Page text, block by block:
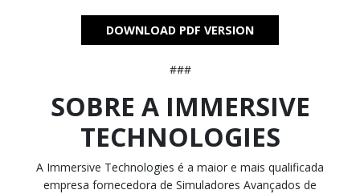
DOWNLOAD PDF VERSION
###
SOBRE A IMMERSIVE
TECHNOLOGIES
A Immersive Technologies é a maior e mais qualificada
empresa fornecedora de Simuladores Avançados de